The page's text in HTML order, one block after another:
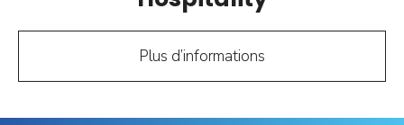
Plus d’informations